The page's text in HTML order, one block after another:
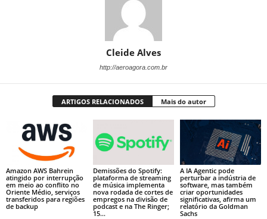
Cleide Alves
http://aeroagora.com.br
ARTIGOS RELACIONADOS Mais do autor
Amazon AWS Bahrein
atingido por interrupção
em meio ao conflito no
Oriente Médio, serviços
transferidos para regiões
de backup
Demissões do Spotify:
plataforma de streaming
de música implementa
nova rodada de cortes de
empregos na divisão de
podcast e na The Ringer;
15...
A IA Agentic pode
perturbar a indústria de
software, mas também
criar oportunidades
significativas, afirma um
relatório da Goldman
Sachs